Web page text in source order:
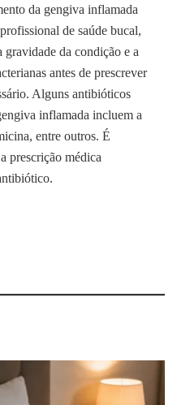
da gengiva inflamada
de saúde bucal,
da condição e a
antes de prescrever
Alguns antibióticos
inflamada incluem a
entre outros. É
prescrição médica